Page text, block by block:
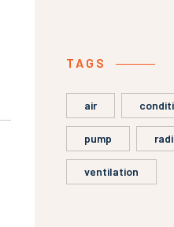
TAGS
air
pump
ventilation